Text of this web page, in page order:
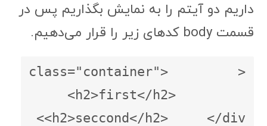
داریم دو آیتم را به نمایش بگذاریم پس در
قسمت body کدهای زیر را قرار می‌دهیم.
class="container">
<h2>first</h2>
<h2>seccond</h2>     </div>